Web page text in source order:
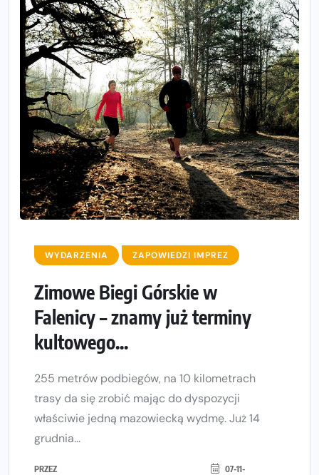
WYDARZENIA ZAPOWIEDZI IMPREZ
Zimowe Biegi Górskie w
Falenicy – znamy już terminy
kultowego...
255 metrów podbiegów, na 10 kilometrach
trasy da się zrobić mając do dyspozycji
właściwie jedną mazowiecką wydmę. Już 14
grudnia...
PRZEZ
07-11-